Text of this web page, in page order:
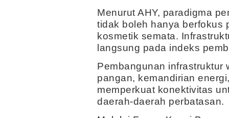
Menurut AHY, paradigma
tidak boleh hanya berfokus
kosmetik semata.
langsung pada indeks
Pembangunan infrastruktur
pangan, kemandirian
memperkuat konektivitas
daerah-daerah perbatasan.